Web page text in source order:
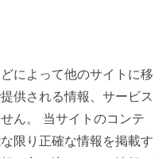
によって他のサイトに移
供される情報、サービス
ん。 当サイトのコンテ
限り正確な情報を掲載す